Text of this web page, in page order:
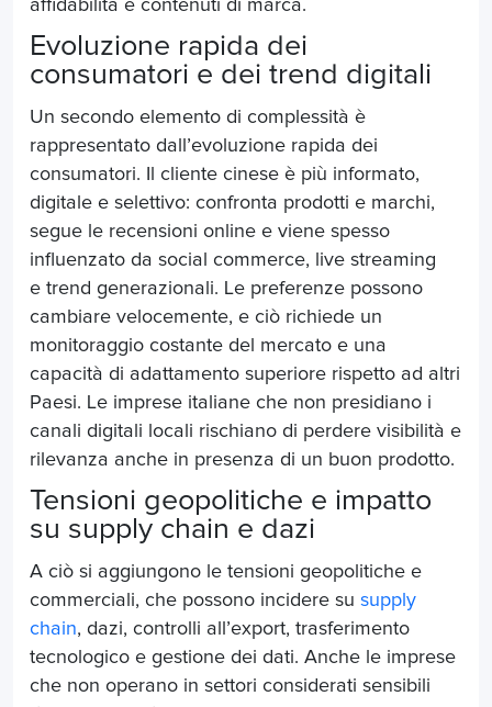
affidabilità e contenuti di marca.
Evoluzione rapida dei
consumatori e dei trend digitali
Un secondo elemento di complessità è
rappresentato dall’evoluzione rapida dei
consumatori. Il cliente cinese è più informato,
digitale e selettivo: confronta prodotti e marchi,
segue le recensioni online e viene spesso
influenzato da social commerce, live streaming
e trend generazionali. Le preferenze possono
cambiare velocemente, e ciò richiede un
monitoraggio costante del mercato e una
capacità di adattamento superiore rispetto ad altri
Paesi. Le imprese italiane che non presidiano i
canali digitali locali rischiano di perdere visibilità e
rilevanza anche in presenza di un buon prodotto.
Tensioni geopolitiche e impatto
su supply chain e dazi
A ciò si aggiungono le tensioni geopolitiche e
commerciali, che possono incidere su supply
chain, dazi, controlli all’export, trasferimento
tecnologico e gestione dei dati. Anche le imprese
che non operano in settori considerati sensibili